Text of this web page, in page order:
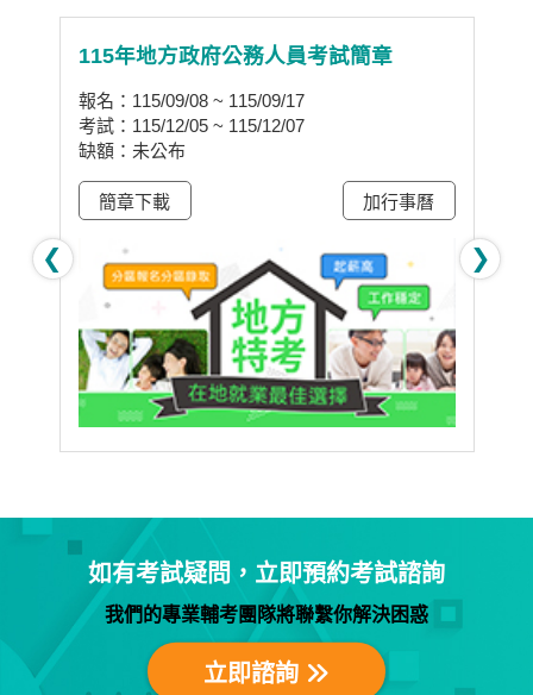
❮
115年地方政府公務人員考試簡章
報名：115/09/08 ~ 115/09/17
考試：115/12/05 ~ 115/12/07
缺額：未公布
簡章下載 加行事曆
❯
如有考試疑問，立即預約考試諮詢
我們的專業輔考團隊將聯繫你解決困惑
立即諮詢